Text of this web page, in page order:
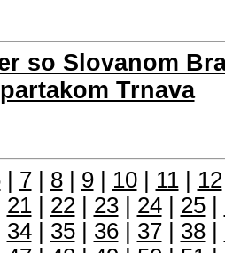
so Slovanom
Trnava
| 7| 8| 9| 10| 11| 12
21| 22| 23| 24| 25|
34| 35| 36| 37| 38|